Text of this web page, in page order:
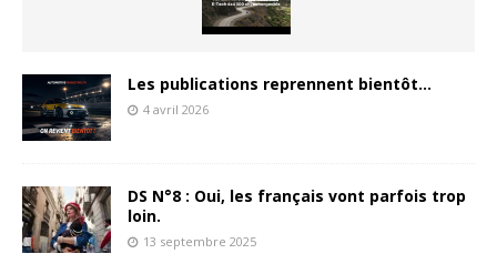
Les publications reprennent bientôt…
4 avril 2026
DS N°8 : Oui, les français vont parfois trop
loin.
13 septembre 2025